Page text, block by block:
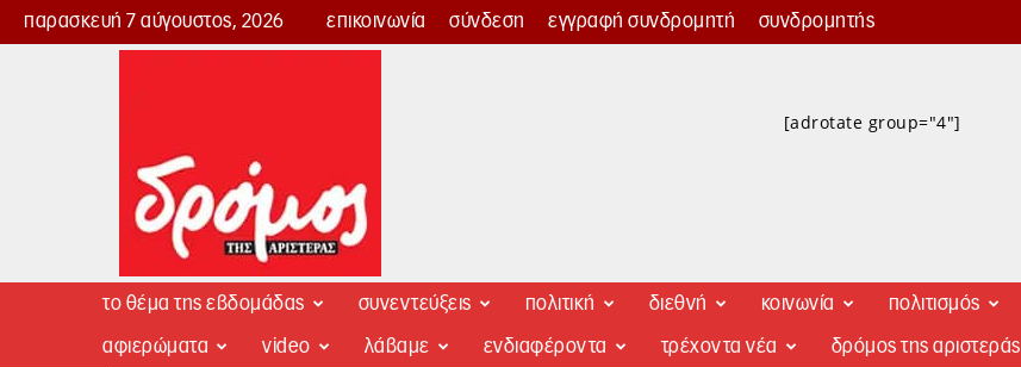
παρασκευή 7 αύγουστος, 2026 επικοινωνία σύνδεση εγγραφή συνδρομητή συνδρομητής
Δρόμος
[adrotate group="4"]
το θέμα της εβδομάδας συνεντεύξεις πολιτική διεθνή κοινωνία πολιτισμός
αφιερώματα video λάβαμε ενδιαφέροντα τρέχοντα νέα δρόμος της αριστεράς